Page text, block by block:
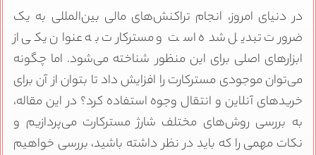
در دنیای امروز، انجام تراکنش‌های مالی بین‌المللی به یک
ضرورت تبدیل شده است و مسترکارت به عنوان یکی از
ابزارهای اصلی برای این منظور شناخته می‌شود. اما چگونه
می‌توان موجودی مسترکارت را افزایش داد تا بتوان از آن برای
خریدهای آنلاین و انتقال وجوه استفاده کرد؟ در این مقاله،
به بررسی روش‌های مختلف شارژ مسترکارت می‌پردازیم و
نکات مهمی را که باید در نظر داشته باشید، بررسی خواهیم